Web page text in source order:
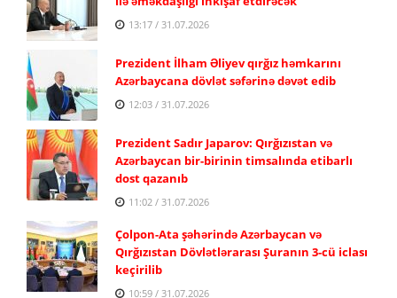
13:17 / 31.07.2026
Prezident İlham Əliyev qırğız həmkarını
Azərbaycana dövlət səfərinə dəvət edib
12:03 / 31.07.2026
Prezident Sadır Japarov: Qırğızıstan və
Azərbaycan bir-birinin timsalında etibarlı
dost qazanıb
11:02 / 31.07.2026
Çolpon-Ata şəhərində Azərbaycan və
Qırğızıstan Dövlətlərarası Şuranın 3-cü iclası
keçirilib
10:59 / 31.07.2026